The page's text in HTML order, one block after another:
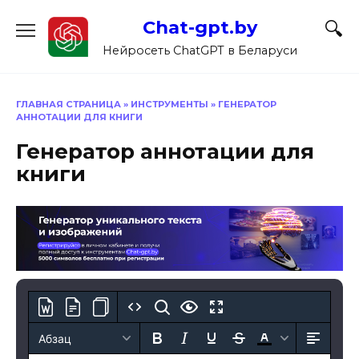
содержанию
Chat-gpt.by
Нейросеть ChatGPT в Беларуси
ГЛАВНАЯ СТРАНИЦА » ИНСТРУМЕНТЫ » ГЕНЕРАТОР
АННОТАЦИИ ДЛЯ КНИГИ
Генератор аннотации для
книги
Абзац